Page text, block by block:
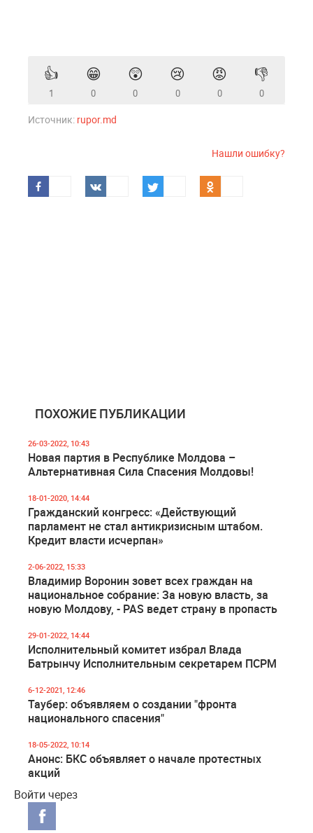
👍
1
😁
0
😲
0
😢
0
😡
0
👎
0
Источник: rupor.md
Нашли ошибку?
ПОХОЖИЕ ПУБЛИКАЦИИ
26-03-2022, 10:43
Новая партия в Республике Молдова –
Альтернативная Сила Спасения Молдовы!
18-01-2020, 14:44
Гражданский конгресс: «Действующий
парламент не стал антикризисным штабом.
Кредит власти исчерпан»
2-06-2022, 15:33
Владимир Воронин зовет всех граждан на
национальное собрание: За новую власть, за
новую Молдову, - PAS ведет страну в пропасть
29-01-2022, 14:44
Исполнительный комитет избрал Влада
Батрынчу Исполнительным секретарем ПСРМ
6-12-2021, 12:46
Таубер: объявляем о создании "фронта
национального спасения"
18-05-2022, 10:14
Анонс: БКС объявляет о начале протестных
акций
Войти через